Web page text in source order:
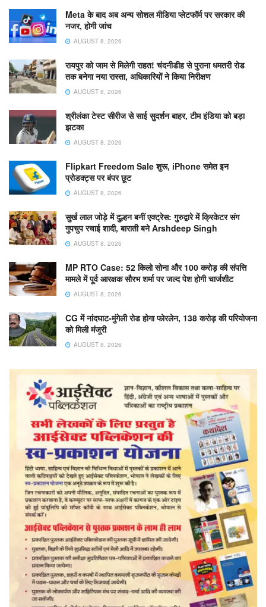
Meta के बाद अब अन्य सोशल मीडिया प्लेटफॉर्म पर सरकार की
नजर, होगी जांच
AUGUST 8, 2026
रायपुर को जाम से मिलेगी राहत! चंदनीडीह से पुराना धमतरी रोड
तक बनेगा नया रास्ता, अधिकारियों ने किया निरीक्षण
AUGUST 8, 2026
श्रीलंका टेस्ट सीरीज से साई सुदर्शन बाहर, टीम इंडिया को बड़ा
झटका
AUGUST 8, 2026
Flipkart Freedom Sale शुरू, iPhone समेत इन
प्रोडक्ट्स पर बंपर छूट
AUGUST 8, 2026
सुर्ख लाल जोड़े में दुल्हन बनीं एक्ट्रेस: गुरुद्वारे में क्रिकेटर संग
गुपचुप रचाई शादी, बाराती बने Arshdeep Singh
AUGUST 8, 2026
MP RTO Case: 52 किलो सोना और 100 करोड़ की संपत्ति
मामले में पूर्व आरक्षक सौरभ शर्मा पर जल्द पेश होगी चार्जशीट
AUGUST 8, 2026
CG में नांदघाट-मुंगेली रोड होगा फोरलेन, 138 करोड़ की परियोजना
को मिली मंजूरी
AUGUST 8, 2026